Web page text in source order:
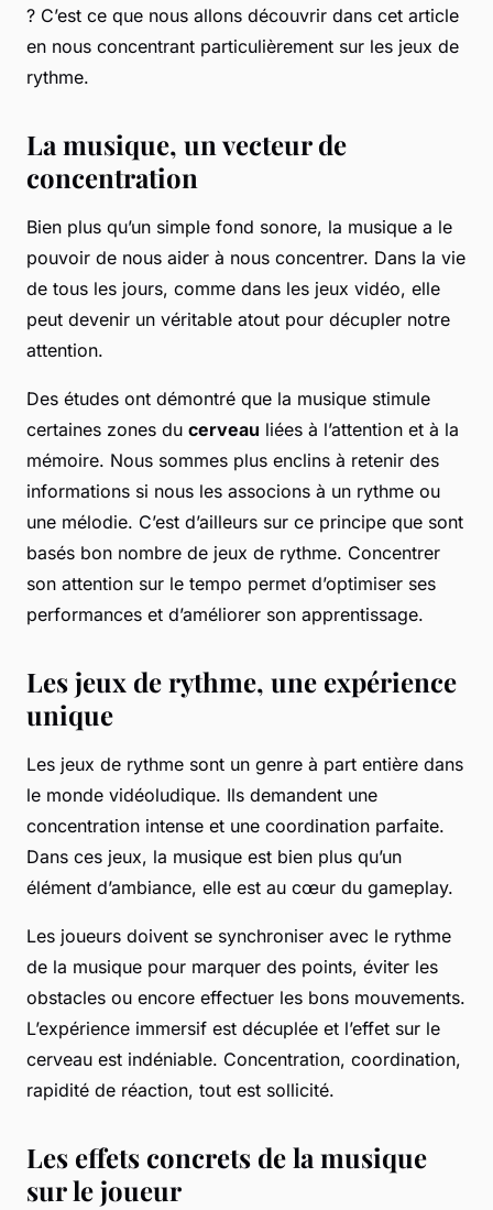
? C’est ce que nous allons découvrir dans cet article
en nous concentrant particulièrement sur les jeux de
rythme.
La musique, un vecteur de
concentration
Bien plus qu’un simple fond sonore, la musique a le
pouvoir de nous aider à nous concentrer. Dans la vie
de tous les jours, comme dans les jeux vidéo, elle
peut devenir un véritable atout pour décupler notre
attention.
Des études ont démontré que la musique stimule
certaines zones du cerveau liées à l’attention et à la
mémoire. Nous sommes plus enclins à retenir des
informations si nous les associons à un rythme ou
une mélodie. C’est d’ailleurs sur ce principe que sont
basés bon nombre de jeux de rythme. Concentrer
son attention sur le tempo permet d’optimiser ses
performances et d’améliorer son apprentissage.
Les jeux de rythme, une expérience
unique
Les jeux de rythme sont un genre à part entière dans
le monde vidéoludique. Ils demandent une
concentration intense et une coordination parfaite.
Dans ces jeux, la musique est bien plus qu’un
élément d’ambiance, elle est au cœur du gameplay.
Les joueurs doivent se synchroniser avec le rythme
de la musique pour marquer des points, éviter les
obstacles ou encore effectuer les bons mouvements.
L’expérience immersif est décuplée et l’effet sur le
cerveau est indéniable. Concentration, coordination,
rapidité de réaction, tout est sollicité.
Les effets concrets de la musique
sur le joueur